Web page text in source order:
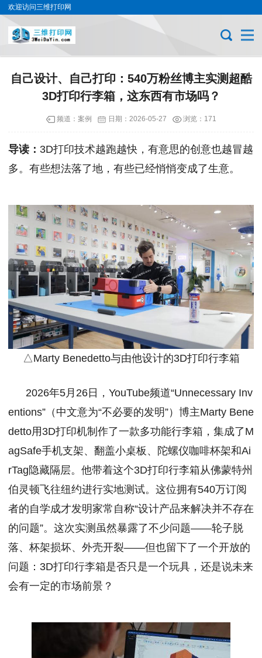
欢迎访问三维打印网
自己设计、自己打印：540万粉丝博主实测超酷
3D打印行李箱，这东西有市场吗？
频道： 案例 日期： 2026-05-27 浏览：171
导读： 3D打印技术越跑越快，有意思的创意也越冒越
多。有些想法落了地，有些已经悄悄变成了生意。
△Marty Benedetto与由他设计的3D打印行李箱
2026年5月26日，YouTube频道“Unnecessary Inv
entions”（中文意为“不必要的发明”）博主Marty Bene
detto用3D打印机制作了一款多功能行李箱，集成了M
agSafe手机支架、翻盖小桌板、陀螺仪咖啡杯架和Ai
rTag隐藏隔层。他带着这个3D打印行李箱从佛蒙特州
伯灵顿飞往纽约进行实地测试。这位拥有540万订阅
者的自学成才发明家常自称“设计产品来解决并不存在
的问题”。这次实测虽然暴露了不少问题——轮子脱
落、杯架损坏、外壳开裂——但也留下了一个开放的
问题：3D打印行李箱是否只是一个玩具，还是说未来
会有一定的市场前景？